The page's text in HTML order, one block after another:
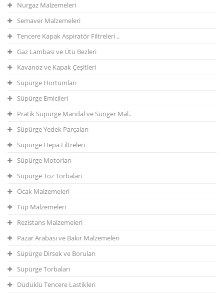
Nurgaz Malzemeleri
Semaver Malzemeleri
Tencere Kapak Aspiratör Filtreleri ..
Gaz Lambası ve Ütü Bezleri
Kavanoz ve Kapak Çeşitleri
Süpürge Hortumları
Süpürge Emicileri
Pratik Süpürge Mandal ve Sünger Mal..
Süpürge Yedek Parçaları
Süpürge Hepa Filtreleri
Süpürge Motorları
Süpürge Toz Torbaları
Ocak Malzemeleri
Tüp Malzemeleri
Rezistans Malzemeleri
Pazar Arabası ve Bakır Malzemeleri
Süpürge Dirsek ve Boruları
Süpürge Torbaları
Düdüklü Tencere Lastikleri